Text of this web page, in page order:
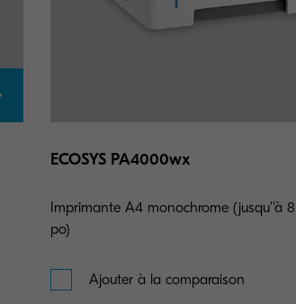
ECOSYS PA4000wx
Imprimante A4 monochrome (jusqu''à
po)
Ajouter à la comparaison